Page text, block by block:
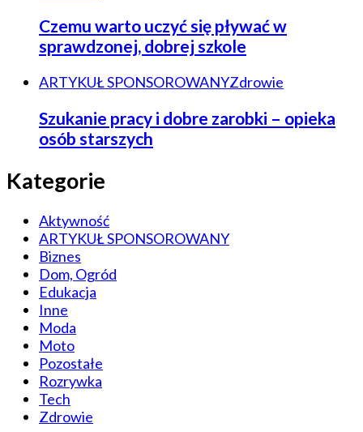
Czemu warto uczyć się pływać w
sprawdzonej, dobrej szkole
ARTYKUŁ SPONSOROWANYZdrowie
Szukanie pracy i dobre zarobki – opieka
osób starszych
Kategorie
Aktywność
ARTYKUŁ SPONSOROWANY
Biznes
Dom, Ogród
Edukacja
Inne
Moda
Moto
Pozostałe
Rozrywka
Tech
Zdrowie